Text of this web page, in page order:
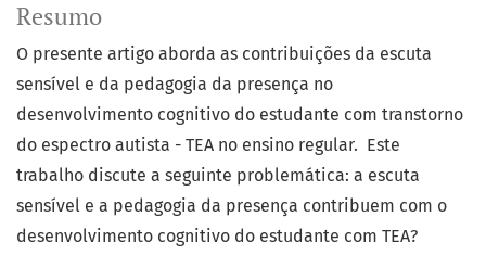
Resumo
O presente artigo aborda as contribuições da escuta
sensível e da pedagogia da presença no
desenvolvimento cognitivo do estudante com transtorno
do espectro autista - TEA no ensino regular. Este
trabalho discute a seguinte problemática: a escuta
sensível e a pedagogia da presença contribuem com o
desenvolvimento cognitivo do estudante com TEA?